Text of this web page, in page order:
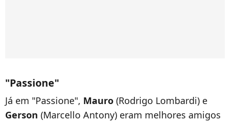
"Passione"
Já em "Passione", Mauro (Rodrigo Lombardi) e
Gerson (Marcello Antony) eram melhores amigos